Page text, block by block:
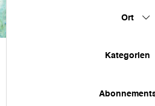
Ort
Kategorien